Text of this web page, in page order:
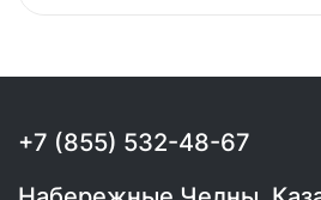
+7 (855) 532-48-67